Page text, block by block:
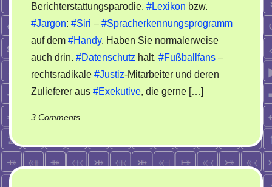
горло
Berichterstattungsparodie. #Lexikon bzw.
#Jargon: #Siri – #Spracherkennungsprogramm
auf dem #Handy. Haben Sie normalerweise
auch drin. #Datenschutz halt. #Fußballfans –
rechtsradikale #Justiz-Mitarbeiter und deren
Zulieferer aus #Exekutive, die gerne […]
3 Commentson
Düsseldorf.
Rechtsradikale